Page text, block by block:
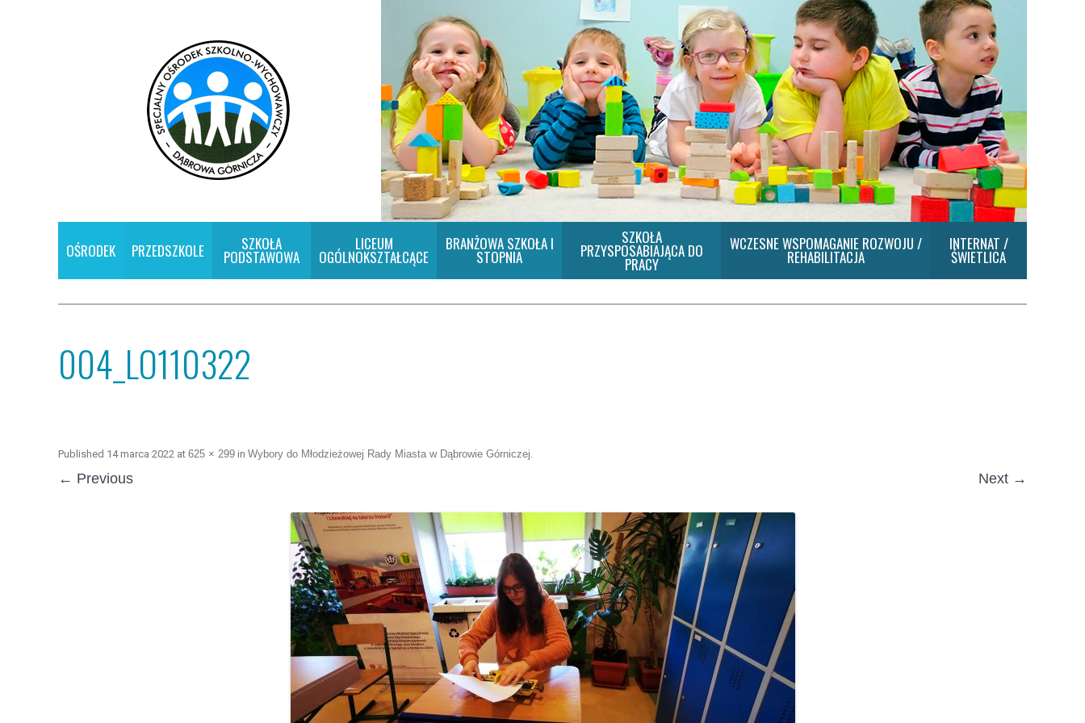
OŚRODEK PRZEDSZKOLE SZKOŁA
PODSTAWOWA
LICEUM
OGÓLNOKSZTAŁCĄCE
BRANŻOWA SZKOŁA I
STOPNIA
SZKOŁA
PRZYSPOSABIAJĄCA DO
PRACY
WCZESNE WSPOMAGANIE ROZWOJU /
REHABILITACJA
INTERNAT /
ŚWIETLICA
004_LO110322
Published 14 marca 2022 at 625 × 299 in Wybory do Młodzieżowej Rady Miasta w Dąbrowie Górniczej.
← Previous Next →